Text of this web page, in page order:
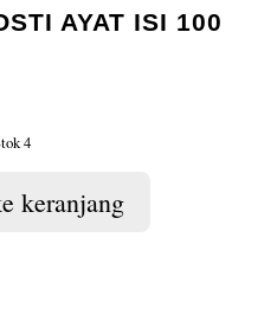
AYAT ISI 100
4
keranjang